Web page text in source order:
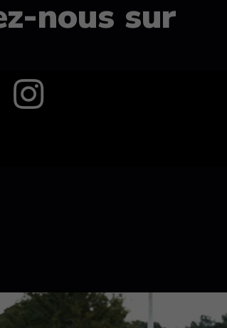
nous sur